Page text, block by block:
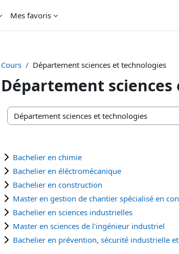
Mes favoris
Cours Département sciences et technologies
Département
Catégories de cours
Bachelier en chimie
Bachelier en éléctromécanique
Bachelier en construction
Master en gestion de chantier spécialisé en
Bachelier en sciences industrielles
Master en sciences de l'ingénieur industriel
Bachelier en prévention, sécurité industrielle